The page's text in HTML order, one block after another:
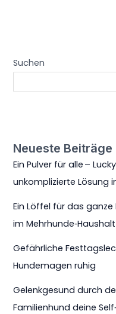
Suchen
Neueste Beiträge
Ein Pulver für alle –
unkomplizierte Lösung
Ein Löffel für das
im Mehrhunde‑Haushalt
Gefährliche
Hundemagen ruhig
Gelenkgesund durch
Familienhund deine